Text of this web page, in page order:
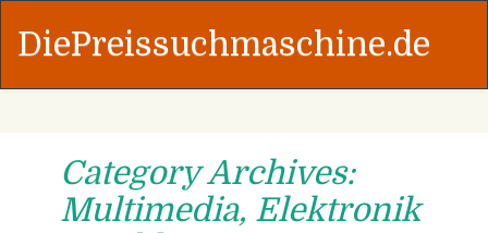
DiePreissuchmaschine.de
Category Archives:
Multimedia, Elektronik